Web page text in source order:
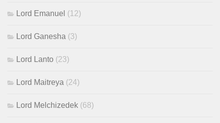
Lord Emanuel (12)
Lord Ganesha (3)
Lord Lanto (23)
Lord Maitreya (24)
Lord Melchizedek (68)